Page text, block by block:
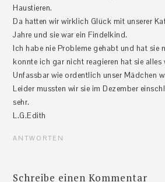
Haustieren.
Da hatten wir wirklich Glück mit unserer
Jahre und sie war ein Findelkind.
Ich habe nie Probleme gehabt und hat sie
konnte ich gar nicht reagieren hat sie alles
Unfassbar wie ordentlich unser Mädchen
Leider mussten wir sie im Dezember
sehr.
L.G.Edith
ANTWORTEN
Schreibe einen Kommentar